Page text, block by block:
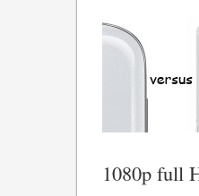
1080p full